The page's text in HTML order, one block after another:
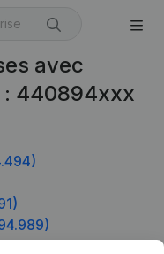
avec
440894xxx